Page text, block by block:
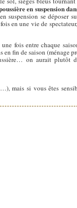
en suspension
suspension se déposer
en une vie de
fois entre chaque
en fin de saison (ménage
on aurait plutôt
mais si vous êtes